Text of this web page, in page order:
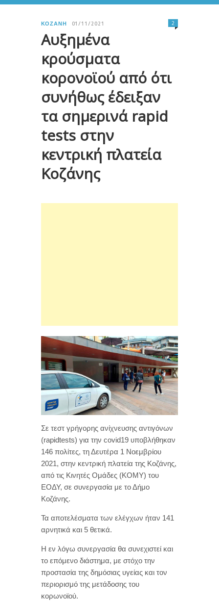
ΚΟΖΆΝΗ 01/11/2021
Αυξημένα
κρούσματα
κορονοϊού από ότι
συνήθως έδειξαν
τα σημερινά rapid
tests στην
κεντρική πλατεία
Κοζάνης
2
Σε τεστ γρήγορης ανίχνευσης αντιγόνων
(rapidtests) για την covid19 υποβλήθηκαν
146 πολίτες, τη Δευτέρα 1 Νοεμβρίου
2021, στην κεντρική πλατεία της Κοζάνης,
από τις Κινητές Ομάδες (ΚΟΜΥ) του
ΕΟΔΥ, σε συνεργασία με το Δήμο
Κοζάνης.
Τα αποτελέσματα των ελέγχων ήταν 141
αρνητικά και 5 θετικά.
Η εν λόγω συνεργασία θα συνεχιστεί και
το επόμενο διάστημα, με στόχο την
προστασία της δημόσιας υγείας και τον
περιορισμό της μετάδοσης του
κορωνοϊού.